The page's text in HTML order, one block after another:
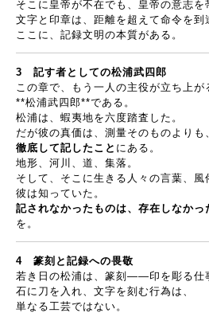
そこに皇帝が不在でも、皇帝の意志を
文字と印章は、距離を超えて命令を到
ここに、記録文明の本質がある。
3 記す者としての松浦武四郎
この章で、もう一人の主役が立ち上が
**松浦武四郎**である。
松浦は、蝦夷地を六度踏査した。
だが彼の真価は、測量そのものよりも
徹底して記したこと にある。
地形、河川、道、集落。
そして、そこに生きる人々の言葉、風
彼は知っていた。
記されなかったものは、存在しなかっ
を。
4 篆刻と記録への畏敬
若き日の松浦は、篆刻――印を彫る仕
石に刀を入れ、文字を刻む行為は、
単なる工芸ではない。